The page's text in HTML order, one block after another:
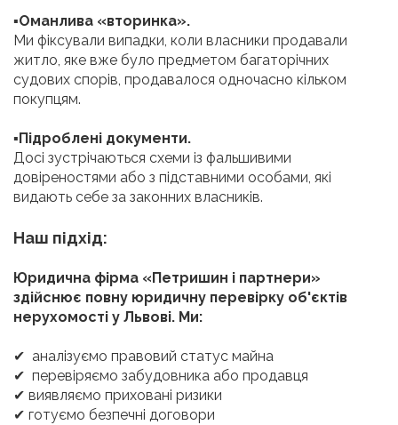
▪Оманлива «вторинка».
Ми фіксували випадки, коли власники продавали
житло, яке вже було предметом багаторічних
судових спорів, продавалося одночасно кільком
покупцям.
▪ Підроблені документи.
Досі зустрічаються схеми із фальшивими
довіреностями або з підставними особами, які
видають себе за законних власників.
Наш підхід:
Юридична фірма «Петришин і партнери»
здійснює повну юридичну перевірку об'єктів
нерухомості у Львові. Ми:
✔ аналізуємо правовий статус майна
✔ перевіряємо забудовника або продавця
✔ виявляємо приховані ризики
✔ готуємо безпечні договори